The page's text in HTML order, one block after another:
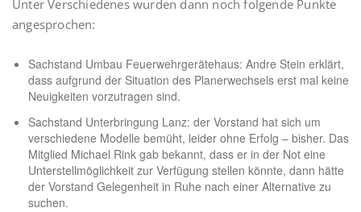
Unter Verschiedenes wurden dann noch folgende Punkte
angesprochen:
Sachstand Umbau Feuerwehrgerätehaus: Andre Stein erklärt,
dass aufgrund der Situation des Planerwechsels erst mal keine
Neuigkeiten vorzutragen sind.
Sachstand Unterbringung Lanz: der Vorstand hat sich um
verschiedene Modelle bemüht, leider ohne Erfolg – bisher. Das
Mitglied Michael Rink gab bekannt, dass er in der Not eine
Unterstellmöglichkeit zur Verfügung stellen könnte, dann hätte
der Vorstand Gelegenheit in Ruhe nach einer Alternative zu
suchen.